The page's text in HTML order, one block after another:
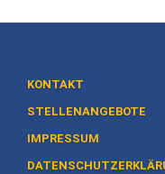
Schönstatt-
Preise
/
Veranstaltungen
KONTAKT
STELLENANGEBOTE
IMPRESSUM